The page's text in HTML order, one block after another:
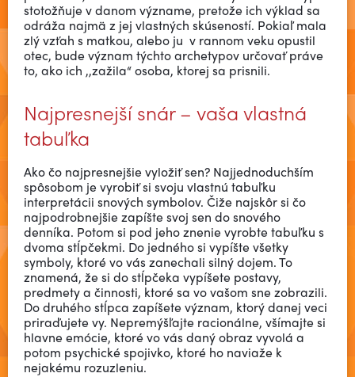
stotožňuje v danom význame, pretože ich výklad sa
odráža najmä z jej vlastných skúseností. Pokiaľ mala
zlý vzťah s matkou, alebo ju v rannom veku opustil
otec, bude význam týchto archetypov určovať práve
to, ako ich ,,zažila“ osoba, ktorej sa prisnili.
Najpresnejší snár – vaša vlastná
tabuľka
Ako čo najpresnejšie vyložiť sen? Najjednoduchším
spôsobom je vyrobiť si svoju vlastnú tabuľku
interpretácii snových symbolov. Čiže najskôr si čo
najpodrobnejšie zapíšte svoj sen do snového
denníka. Potom si pod jeho znenie vyrobte tabuľku s
dvoma stĺpčekmi. Do jedného si vypíšte všetky
symboly, ktoré vo vás zanechali silný dojem. To
znamená, že si do stĺpčeka vypíšete postavy,
predmety a činnosti, ktoré sa vo vašom sne zobrazili.
Do druhého stĺpca zapíšete význam, ktorý danej veci
priraďujete vy. Nepremýšľajte racionálne, všímajte si
hlavne emócie, ktoré vo vás daný obraz vyvolá a
potom psychické spojivko, ktoré ho naviaže k
nejakému rozuzleniu.